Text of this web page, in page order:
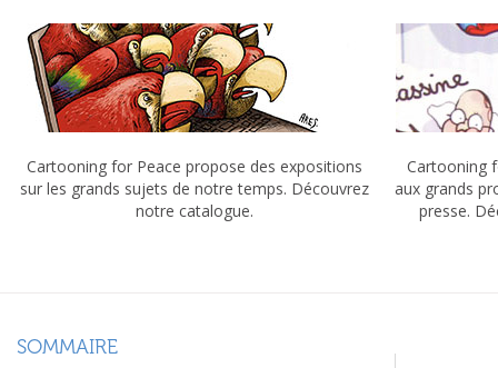
Cartooning for Peace propose des expositions
sur les grands sujets de notre temps. Découvrez
notre catalogue.
Cartooning
aux grands
presse.
SOMMAIRE